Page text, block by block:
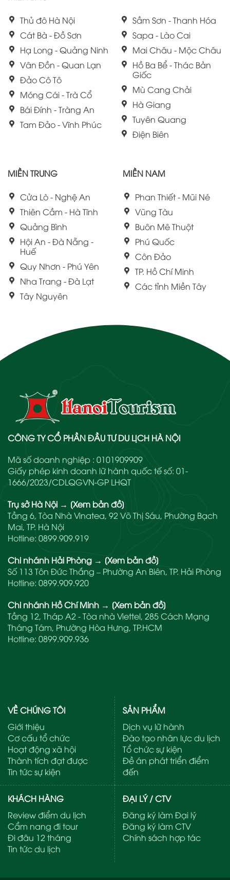
Thủ đô Hà Nội
Cát Bà - Đồ Sơn
Hạ Long - Quảng Ninh
Vân Đồn - Quan Lạn
Đảo Cô Tô
Móng Cái - Trà Cổ
Bái Đính - Tràng An
Tam Đảo - Vĩnh Phúc
Sầm Sơn - Thanh Hóa
Sapa - Lào Cai
Mai Châu - Mộc Châu
Hồ Ba Bể - Thác Bản
Giốc
Mù Cang Chải
Hà Giang
Tuyên Quang
Điện Biên
MIỀN TRUNG
Cửa Lò - Nghệ An
Thiên Cầm - Hà Tĩnh
Quảng Bình
Hội An - Đà Nẵng -
Huế
Quy Nhơn - Phú Yên
Nha Trang - Đà Lạt
Tây Nguyên
MIỀN NAM
Phan Thiết - Mũi Né
Vũng Tàu
Buôn Mê Thuột
Phú Quốc
Côn Đảo
TP. Hồ Chí Minh
Các tỉnh Miền Tây
CÔNG TY CỔ PHẦN ĐẦU TƯ DU LỊCH HÀ NỘI
Mã số doanh nghiệp : 0101909909
Giấy phép kinh doanh lữ hành quốc tế số: 01-
1666/2023/CDLQGVN-GP LHQT
Trụ sở Hà Nội → [Xem bản đồ]
Tầng 6, Tòa Nhà Vinatea, 92 Võ Thị Sáu, Phường Bạch
Mai, TP. Hà Nội
Hotline: 0899.909.919
Chi nhánh Hải Phòng → [Xem bản đồ]
Số 113 Tôn Đức Thắng – Phường An Biên, TP. Hải Phòng
Hotline: 0899.909.920
Chi nhánh Hồ Chí Minh → [Xem bản đồ]
Tầng 12, Tháp A2 - Tòa nhà Viettel, 285 Cách Mạng
Tháng Tám, Phường Hòa Hưng, TP.HCM
Hotline: 0899.909.936
VỀ CHÚNG TÔI
Giới thiệu
Cơ cấu tổ chức
Hoạt động xã hội
Thành tích đạt được
Tin tức sự kiện
SẢN PHẨM
Dịch vụ lữ hành
Đào tạo nhân lực du lịch
Tổ chức sự kiện
Đề án phát triển điểm
đến
KHÁCH HÀNG
Review điểm du lịch
Cẩm nang đi tour
Đi đâu 12 tháng
Tin tức du lịch
ĐẠI LÝ / CTV
Đăng ký làm Đại lý
Đăng ký làm CTV
Chính sách hợp tác